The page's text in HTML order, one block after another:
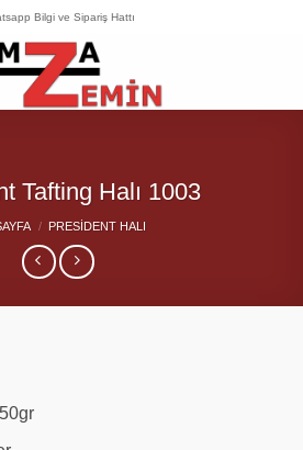
Bilgi ve Sipariş Hattı
Tafting Halı 1003
/ PRESIDENT HALI